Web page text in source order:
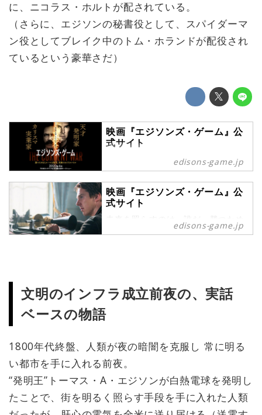
に、ニコラス・ホルトが配されている。
（さらに、エジソンの秘書役として、スパイダーマ
ン役としてブレイク中のトム・ホランドが配役され
ているという豪華さだ）
映画『エジソンズ・ゲーム』公
式サイト
未来を照らすのは、誰だ。勝つため
ならルールは無用、究極のビジネス
バトル「 エジソンズ・ゲーム」8月
7日（金）レンタル先行配信開始＆
10月23日（金）Blu-ray＆DVDリリ
edisons-game.jp
映画『エジソンズ・ゲーム』公
式サイト
未来を照らすのは、誰だ。勝つため
ならルールは無用、究極のビジネス
edisons-game.jp
文明のインフラ成立前夜の、実話
ベースの物語
1800年代終盤、人類が夜の暗闇を克服し 常に明る
い都市を手に入れる前夜。
“発明王”トーマス・A・エジソンが白熱電球を発明し
たことで、街を明るく照らす手段を手に入れた人類